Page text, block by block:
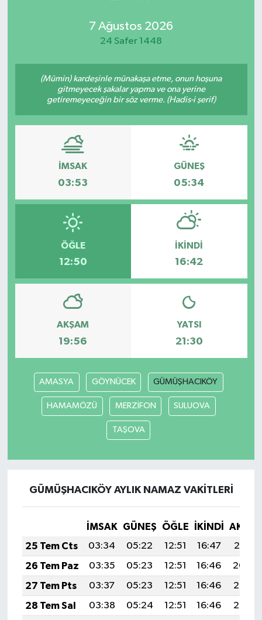
7 Ağustos 2026
24 Safer 1448
(Mümin) kardeşinle münakaşa etme, onun hoşuna
gitmeyecek şakalar yapma ve ona yerine
getiremeyeceğin bir söz verme. (Hadis-i şerif)
İMSAK
03:53
GÜNEŞ
05:34
ÖĞLE
12:50
İKINDI
16:42
AKŞAM
19:56
YATSI
21:30
AMASYA GÖYNÜCEK GÜMÜŞHACIKÖY
HAMAMÖZÜ MERZİFON SULUOVA
TAŞOVA
GÜMÜŞHACIKÖY AYLIK NAMAZ VAKITLERI
İMSAK GÜNEŞ ÖĞLE İKINDI
25 Tem Cts
03:34 05:22 12:51 16:47
20:10
26 Tem Paz
03:35 05:23 12:51 16:46
20:09
27 Tem Pts
03:37 05:23 12:51 16:46
20:08
28 Tem Sal
03:38 05:24 12:51 16:46
20:07
Yaşam